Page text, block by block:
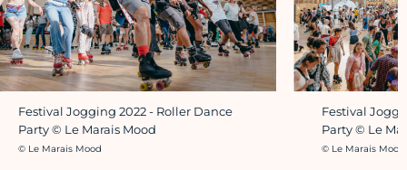
Festival Jogging 2022 - Roller Dance
Party © Le Marais Mood
Crédit photo :
© Le Marais Mood
Festival
Party © Le
Crédit photo :
© Le Marais Mood